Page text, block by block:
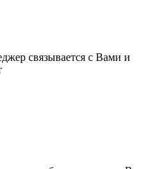
связывается с Вами и